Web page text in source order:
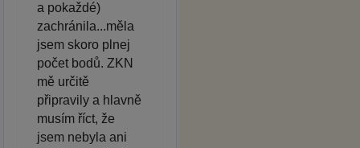
a pokaždé)
zachránila...měla
jsem skoro plnej
počet bodů. ZKN
mě určitě
připravily a hlavně
musím říct, že
jsem nebyla ani